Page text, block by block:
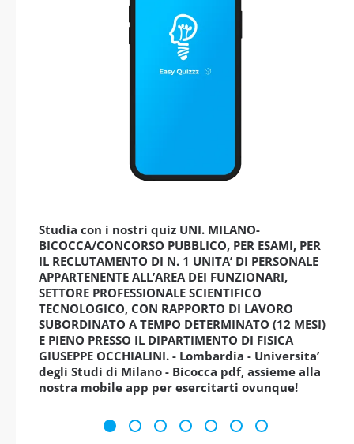
Studia con i nostri quiz UNI. MILANO-
BICOCCA/CONCORSO PUBBLICO, PER ESAMI, PER
IL RECLUTAMENTO DI N. 1 UNITA’ DI PERSONALE
APPARTENENTE ALL’AREA DEI FUNZIONARI,
SETTORE PROFESSIONALE SCIENTIFICO
TECNOLOGICO, CON RAPPORTO DI LAVORO
SUBORDINATO A TEMPO DETERMINATO (12 MESI)
E PIENO PRESSO IL DIPARTIMENTO DI FISICA
GIUSEPPE OCCHIALINI. - Lombardia - Universita’
degli Studi di Milano - Bicocca pdf, assieme alla
nostra mobile app per esercitarti ovunque!